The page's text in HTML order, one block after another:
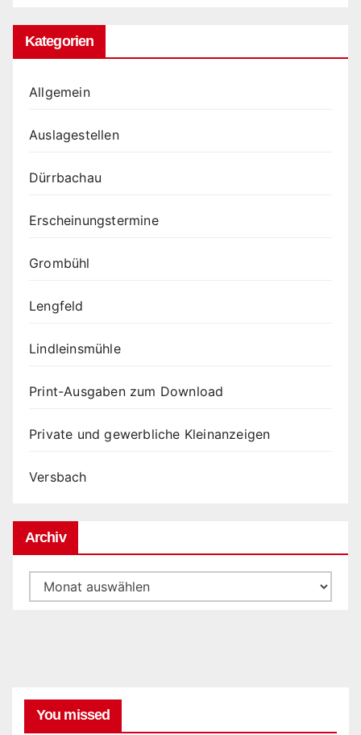
Kategorien
Allgemein
Auslagestellen
Dürrbachau
Erscheinungstermine
Grombühl
Lengfeld
Lindleinsmühle
Print-Ausgaben zum Download
Private und gewerbliche Kleinanzeigen
Versbach
Archiv
Archiv
You missed